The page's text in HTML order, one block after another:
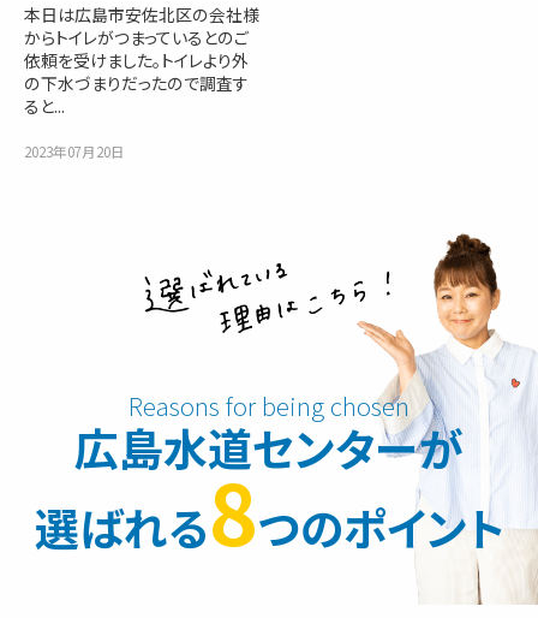
本日は広島市安佐北区の会社様
からトイレがつまっているとのご
依頼を受けました。トイレより外
の下水づまりだったので調査す
ると...
2023年07月20日
広島水道センターが
選ばれる8つのポイント